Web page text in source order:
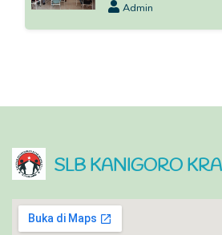
Admin
SLB KANIGORO